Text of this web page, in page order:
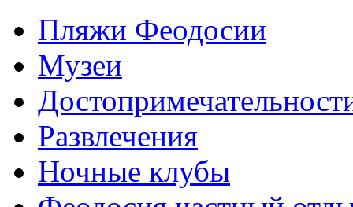
Пляжи Феодосии
Музеи
Развлечения
Ночные клубы